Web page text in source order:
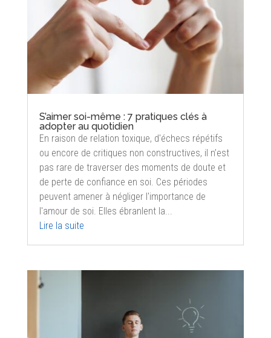
S’aimer soi-même : 7 pratiques clés à
adopter au quotidien
En raison de relation toxique, d'échecs répétifs
ou encore de critiques non constructives, il n’est
pas rare de traverser des moments de doute et
de perte de confiance en soi. Ces périodes
peuvent amener à négliger l'importance de
l'amour de soi. Elles ébranlent la...
Lire la suite